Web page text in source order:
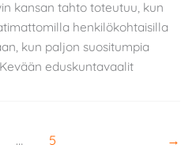
kansan tahto toteutuu, kun
henkilökohtaisilla
kun paljon suositumpia
eduskuntavaalit
… 5 →